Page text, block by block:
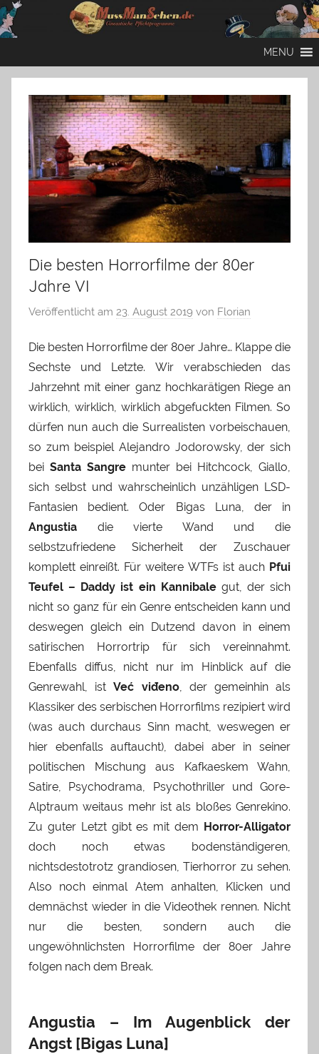
Zum
Inhalt
MENU
Die besten Horrorfilme der 80er
Jahre VI
Veröffentlicht am 23. August 2019 von Florian
Die besten Horrorfilme der 80er Jahre… Klappe die
Sechste und Letzte. Wir verabschieden das
Jahrzehnt mit einer ganz hochkarätigen Riege an
wirklich, wirklich, wirklich abgefuckten Filmen. So
dürfen nun auch die Surrealisten vorbeischauen,
so zum beispiel Alejandro Jodorowsky, der sich
bei Santa Sangre munter bei Hitchcock, Giallo,
sich selbst und wahrscheinlich unzähligen LSD-
Fantasien bedient. Oder Bigas Luna, der in
Angustia die vierte Wand und die
selbstzufriedene Sicherheit der Zuschauer
komplett einreißt. Für weitere WTFs ist auch Pfui
Teufel – Daddy ist ein Kannibalegut, der sich
nicht so ganz für ein Genre entscheiden kann und
deswegen gleich ein Dutzend davon in einem
satirischen Horrortrip für sich vereinnahmt.
Ebenfalls diffus, nicht nur im Hinblick auf die
Genrewahl, istVeć viđeno, der gemeinhin als
Klassiker des serbischen Horrorfilms rezipiert wird
(was auch durchaus Sinn macht, weswegen er
hier ebenfalls auftaucht), dabei aber in seiner
politischen Mischung aus Kafkaeskem Wahn,
Satire, Psychodrama, Psychothriller und Gore-
Alptraum weitaus mehr ist als bloßes Genrekino.
Zu guter Letzt gibt es mit dem Horror-Alligator
doch noch etwas bodenständigeren,
nichtsdestotrotz grandiosen, Tierhorror zu sehen.
Also noch einmal Atem anhalten, Klicken und
demnächst wieder in die Videothek rennen. Nicht
nur die besten, sondern auch die
ungewöhnlichsten Horrorfilme der 80er Jahre
folgen nach dem Break.
Angustia – Im Augenblick der
Angst [Bigas Luna]